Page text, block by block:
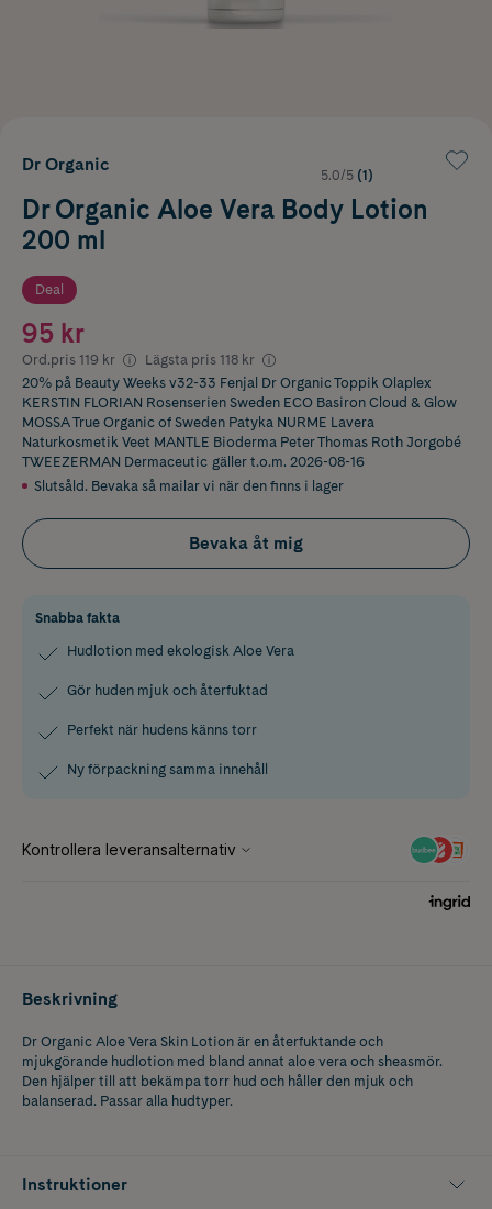
Dr Organic
5.0/5 (1)
Dr Organic Aloe Vera Body Lotion
200 ml
Deal
95 kr
Ord.pris 119 kr Lägsta pris 118 kr
20% på Beauty Weeks v32-33 Fenjal Dr Organic Toppik Olaplex
KERSTIN FLORIAN Rosenserien Sweden ECO Basiron Cloud & Glow
MOSSA True Organic of Sweden Patyka NURME Lavera
Naturkosmetik Veet MANTLE Bioderma Peter Thomas Roth Jorgobé
TWEEZERMAN Dermaceutic gäller t.o.m. 2026-08-16
Slutsåld. Bevaka så mailar vi när den finns i lager
Bevaka åt mig
Snabba fakta
Hudlotion med ekologisk Aloe Vera
Gör huden mjuk och återfuktad
Perfekt när hudens känns torr
Ny förpackning samma innehåll
Beskrivning
Dr Organic Aloe Vera Skin Lotion är en återfuktande och
mjukgörande hudlotion med bland annat aloe vera och sheasmör.
Den hjälper till att bekämpa torr hud och håller den mjuk och
balanserad. Passar alla hudtyper.
Instruktioner